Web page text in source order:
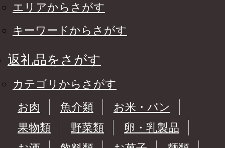
エリアからさがす
キーワードからさがす
返礼品をさがす
カテゴリからさがす
お肉
魚介類
お米・パン
果物類
野菜類
卵・乳製品